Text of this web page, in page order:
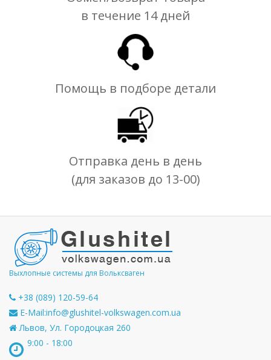
в течение 14 дней
Помощь в подборе детали
Отправка день в день
(для заказов до 13-00)
Выхлопные системы для Вольксваген
+38 (089) 120-59-64
E-Mail:info@glushitel-volkswagen.com.ua
Львов, Ул. Городоцкая 260
9:00 - 18:00